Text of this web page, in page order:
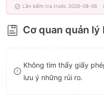
6
7
8
9
4
5
6
7
8
4
5
6
7
8
Lần kiểm tra trước 2026-08-06
Cơ quan quản lý
Không tìm thấy giấy
lưu ý những rủi ro.